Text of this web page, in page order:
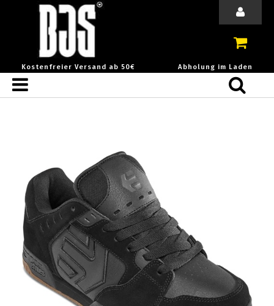
Kostenfreier Versand ab 50€ Abholung im Laden